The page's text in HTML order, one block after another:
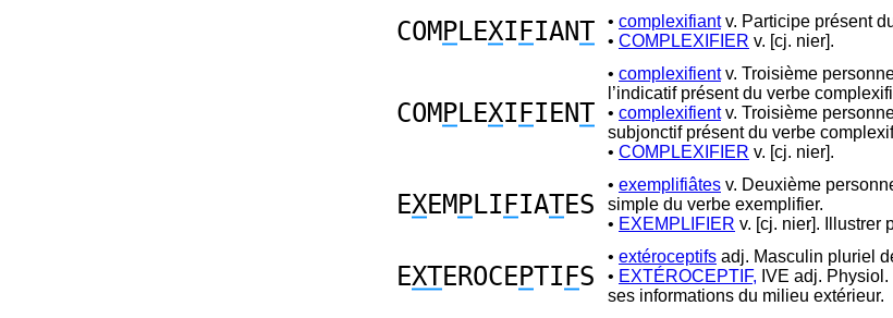
COM PLEXI FIANT • complexifiantv. Participe présent
• COMPLEXIFIER v. [cj. nier].
COM PLEXI FIENT
• complexifientv. Troisième
l’indicatif présent du verbe
• complexifientv. Troisième
subjonctif présent du verbe
• COMPLEXIFIER v. [cj. nier].
EXEM PLI FIATES
• exemplifiâtes v. Deuxième
simple du verbe exemplifier.
• EXEMPLIFIER v. [cj. nier]. Illustrer
EXTEROCEPTI FS
• extéroceptifs adj. Masculin pluriel
• EXTÉROCEPTIF, IVE adj.
ses informations du milieu extérieur.